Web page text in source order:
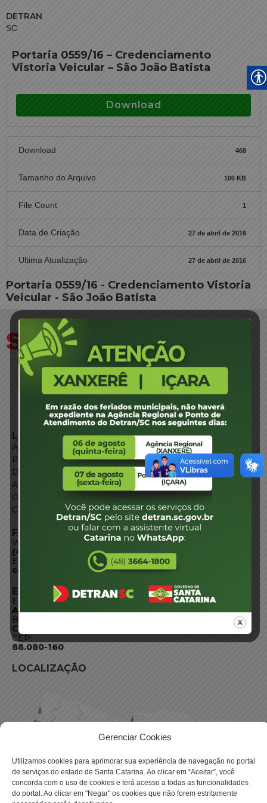
Gerenciar Cookies
Utilizamos cookies para aprimorar sua experiência de navegação no portal
de serviços do estado de Santa Catarina. Ao clicar em “Aceitar”, você
concorda com o uso de cookies e terá acesso a todas as funcionalidades
do portal. Ao clicar em "Negar" os cookies que não forem estritamente
DETRAN
SC
Portaria 0559/16 – Credenciamento
Vistoria Veicular – São João Batista
Download
Download 468
Tamanho do Arquivo 100 KB
File Count 1
Data de Criação 27 de abril de 2016
Ultima Atualização 27 de abril de 2016
Portaria 0559/16 - Credenciamento Vistoria
Veicular - São João Batista
LINKS EXTERNOS
Agência de Notícias
Portal de Serviços
Diário Oficial
Acesso à Informação
Órgãos do Governo
Conheça SC
FALE CONOSCO
WhatsApp:
(48) 3664-1800
E-mail:
centraldeinformacoes@detran.sc.gov.br
ENDEREÇO
Endereço:
Av. Almirante Tamandaré - 480
Bairro:
Coqueiros, Florianópolis SC
CEP:
88.080-160
LOCALIZAÇÃO